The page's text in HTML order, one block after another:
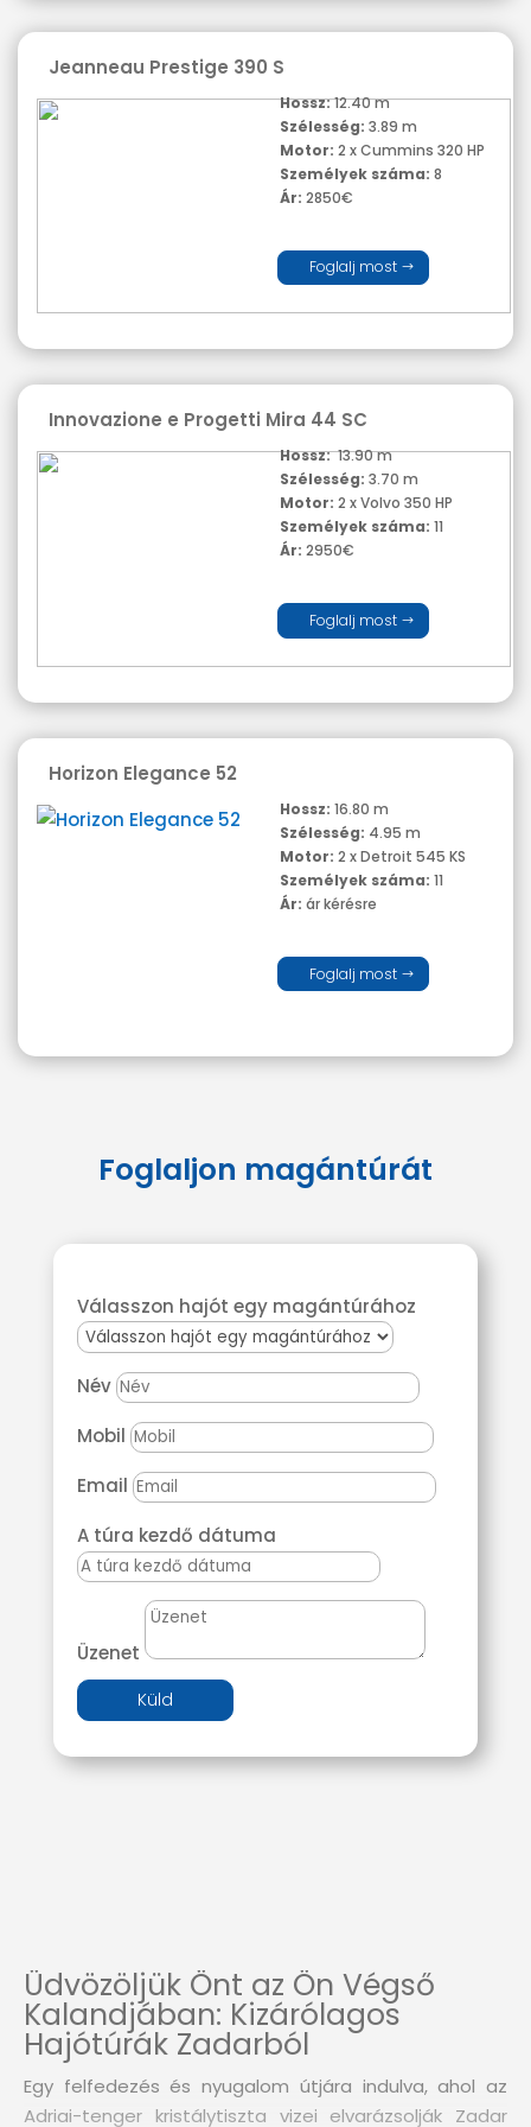
Jeanneau Prestige 390 S
Hossz:12.40 m
Szélesség: 3.89 m
Motor: 2 x Cummins 320 HP
Személyek száma: 8
Ár: 2850€
Foglalj most
Innovazione e Progetti Mira 44 SC
Hossz:13.90 m
Szélesség: 3.70 m
Motor: 2 x Volvo 350 HP
Személyek száma: 11
Ár: 2950€
Foglalj most
Horizon Elegance 52
Hossz: 16.80 m
Szélesség: 4.95 m
Motor: 2 x Detroit 545 KS
Személyek száma: 11
Ár: ár kérésre
Foglalj most
Foglaljon magántúrát
Válasszon hajót egy magántúrához
Név
Mobil
Email
A túra kezdő dátuma
Üzenet
Küld
Üdvözöljük Önt az Ön Végső
Kalandjában: Kizárólagos
Hajótúrák Zadarból
Egy felfedezés és nyugalom útjára indulva, ahol az
Adriai-tenger kristálytiszta vizei elvarázsolják Zadar